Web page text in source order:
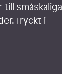
småskaliga
Tryckt i